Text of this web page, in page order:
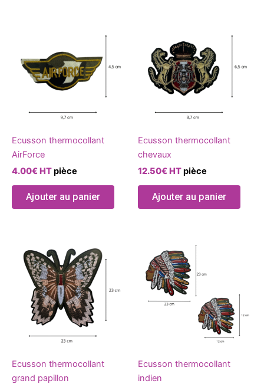
Ecusson thermocollant
AirForce
4.00€HTpièce
Ajouter au panier
Ecusson thermocollant
chevaux
12.50€HTpièce
Ajouter au panier
Ecusson thermocollant
grand papillon
Ecusson thermocollant
indien
Les